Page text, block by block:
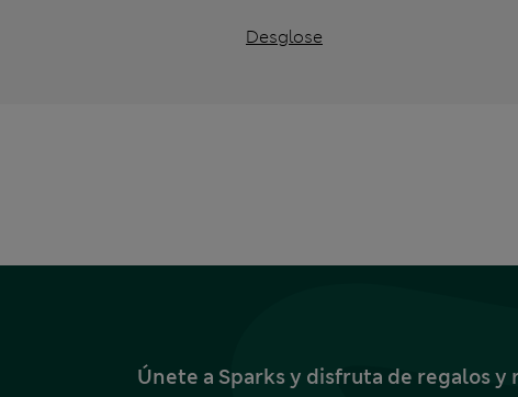
Desglose
Únete a Sparks y disfruta de regalos y